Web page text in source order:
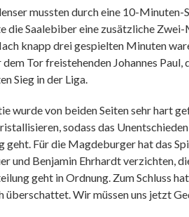
mussten durch eine 10-
die Saalebiber eine zusätzliche
knapp drei gespielten Minuten
dem Tor freistehenden Johannes
Sieg in der Liga.
wurde von beiden Seiten sehr hart
sodass das
geht. Für die Magdeburger hat das
und Benjamin Ehrhardt verzichten,
geht in Ordnung. Zum Schluss
überschattet. Wir müssen uns jetzt